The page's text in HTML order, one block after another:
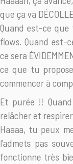
que ça va
Quand est-ce que
flows. Quand est-
ce sera
ce que tu
commencer à
Et purée !!
relâcher et
Haaaa, tu peux
l’admets pas
fonctionne très